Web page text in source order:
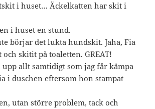
i huset… Äckelkatten har skit i
i huset en stund.
börjar det lukta hundskit. Jaha, Fia
och skitit på toaletten. GREAT!
allt samtidigt som jag får kämpa
i duschen eftersom hon stampat
utan större problem, tack och